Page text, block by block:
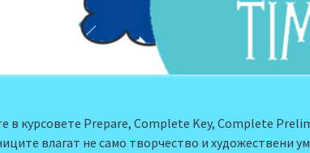
курсовете Prepare, Complete Key, Complete
влагат не само творчество и художествени